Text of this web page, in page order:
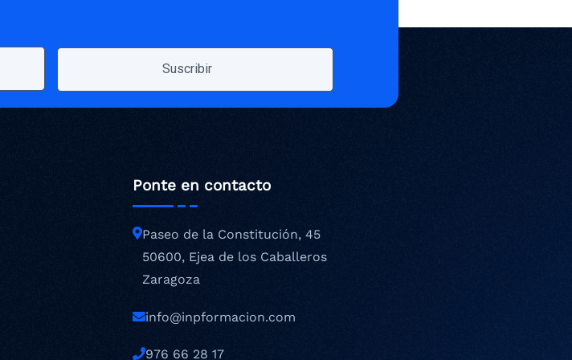
Ponte en contacto
Paseo de la Constitución, 45
50600, Ejea de los Caballeros
Zaragoza
info@inpformacion.com
976 66 28 17